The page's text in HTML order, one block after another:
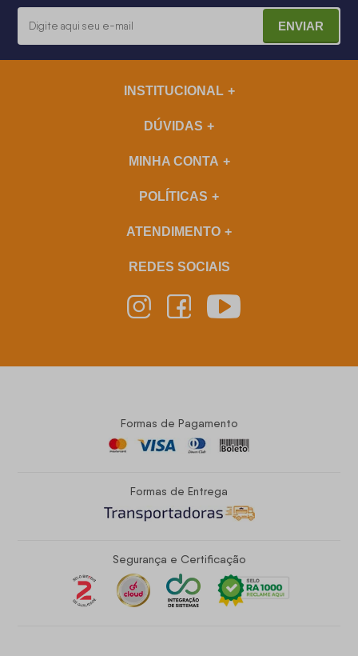
ENVIAR
INSTITUCIONAL
DÚVIDAS
MINHA CONTA
POLÍTICAS
ATENDIMENTO
REDES SOCIAIS
Formas de Pagamento
Formas de Entrega
Segurança e Certificação